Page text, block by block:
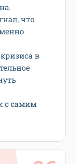
что
в
с самим